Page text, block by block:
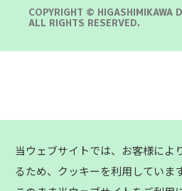
COPYRIGHT © HIGASHIMIKAWA
ALL RIGHTS RESERVED.
当ウェブサイトでは、お客様によ
るため、クッキーを利用しています